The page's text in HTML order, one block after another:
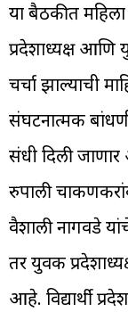
या बैठकीत महिला
प्रदेशाध्यक्ष आणि
चर्चा झाल्याची
संघटनात्मक
संधी दिली
रुपाली
वैशाली नागवडे
तर युवक
आहे. विद्यार्थी